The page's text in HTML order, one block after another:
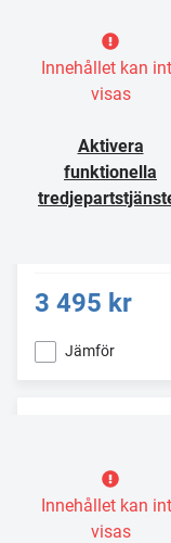
Innehållet kan
visas
Aktivera
funktionella
3 495 kr
Jämför
Innehållet kan
visas